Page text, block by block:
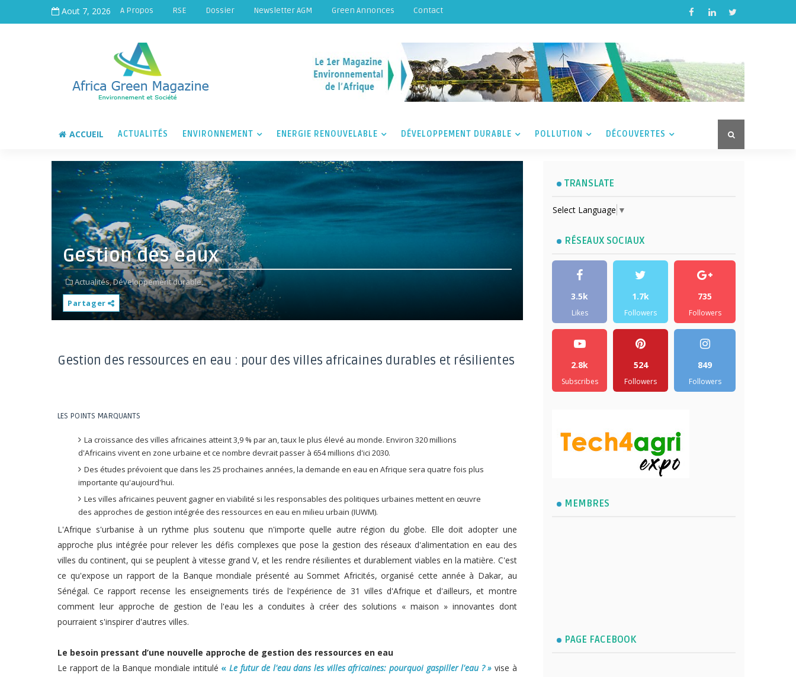
Aout 7, 2026 A Propos RSE Dossier Newsletter AGM Green Annonces Contact
ACCUEIL ACTUALITÉS ENVIRONNEMENT ENERGIE RENOUVELABLE DÉVELOPPEMENT DURABLE POLLUTION DÉCOUVERTES
Gestion des eaux
Actualités,Développement durable,
Partager
Gestion des ressources en eau : pour des villes africaines durables et résilientes
LES POINTS MARQUANTS
La croissance des villes africaines atteint 3,9 % par an, taux le plus élevé au monde. Environ 320 millions
d'Africains vivent en zone urbaine et ce nombre devrait passer à 654 millions d'ici 2030.
Des études prévoient que dans les 25 prochaines années, la demande en eau en Afrique sera quatre fois plus
importante qu'aujourd'hui.
Les villes africaines peuvent gagner en viabilité si les responsables des politiques urbaines mettent en œuvre
des approches de gestion intégrée des ressources en eau en milieu urbain (IUWM).
L'Afrique s'urbanise à un rythme plus soutenu que n'importe quelle autre région du globe. Elle doit adopter une
approche plus intégrée pour relever les défis complexes que pose la gestion des réseaux d'alimentation en eau des
villes du continent, qui se peuplent à vitesse grand V, et les rendre résilientes et durablement viables en la matière. C'est
ce qu'expose un rapport de la Banque mondiale présenté au Sommet Africités, organisé cette année à Dakar, au
Sénégal. Ce rapport recense les enseignements tirés de l'expérience de 31 villes d'Afrique et d'ailleurs, et montre
comment leur approche de gestion de l'eau les a conduites à créer des solutions « maison » innovantes dont
pourraient s'inspirer d'autres villes.
Le besoin pressant d’une nouvelle approche de gestion des ressources en eau
Le rapport de la Banque mondiale intitulé « Le futur de l'eau dans les villes africaines: pourquoi gaspiller l'eau ? » vise à
TRANSLATE
Select Language ▼
RÉSEAUX SOCIAUX
3.5k
Likes
1.7k
Followers
735
Followers
2.8k
Subscribes
524
Followers
849
Followers
MEMBRES
PAGE FACEBOOK